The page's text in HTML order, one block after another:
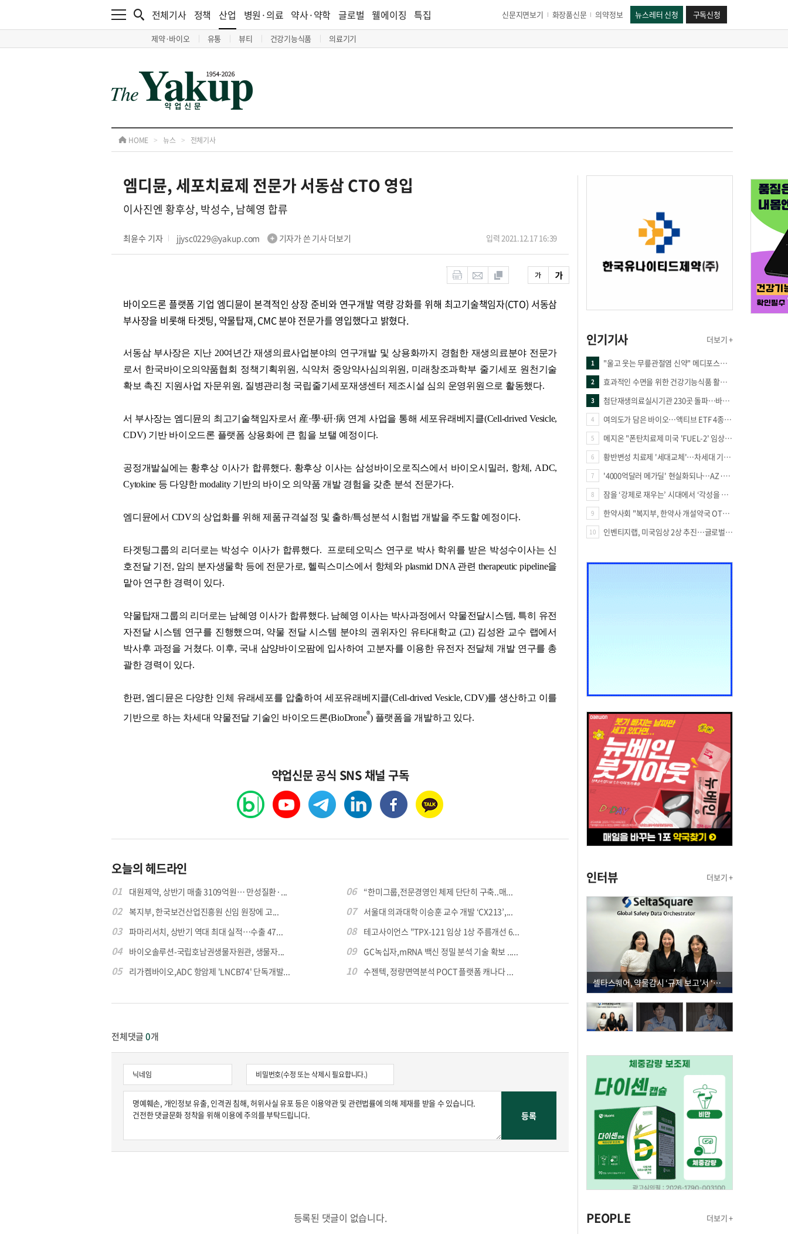
전체기사 정책 산업
제약·바이오 유통 뷰티 건강기능식품 의료기기
병원·의료 약사·약학 글로벌 웰에이징 특집 신문지면보기 화장품신문 의약정보 뉴스레터 신청 구독신청
HOME > 뉴스 > 전체기사
엠디뮨, 세포치료제 전문가 서동삼 CTO 영입
이사진엔 황후상, 박성수, 남혜영 합류
최윤수 기자 jjysc0229@yakup.com 기자가 쓴 기사 더보기 입력 2021.12.17 16:39
바이오드론 플랫폼 기업 엠디뮨이 본격적인 상장 준비와 연구개발 역량 강화를 위해 최고기술책임자(CTO) 서동삼
부사장을 비롯해 타겟팅, 약물탑재, CMC 분야 전문가를 영입했다고 밝혔다.
서동삼 부사장은 지난 20여년간 재생의료사업분야의 연구개발 및 상용화까지 경험한 재생의료분야 전문가
로서 한국바이오의약품협회 정책기획위원, 식약처 중앙약사심의위원, 미래창조과학부 줄기세포 원천기술
확보 촉진 지원사업 자문위원, 질병관리청 국립줄기세포재생센터 제조시설 심의 운영위원으로 활동했다.
서 부사장는 엠디뮨의 최고기술책임자로서 産·學·硏·病 연계 사업을 통해 세포유래베지클(Cell-drived Vesicle,
CDV) 기반 바이오드론 플랫폼 상용화에 큰 힘을 보탤 예정이다.
공정개발실에는 황후상 이사가 합류했다. 황후상 이사는 삼성바이오로직스에서 바이오시밀러, 항체, ADC,
Cytokine 등 다양한 modality 기반의 바이오 의약품 개발 경험을 갖춘 분석 전문가다.
엠디뮨에서 CDV의 상업화를 위해 제품규격설정 및 출하/특성분석 시험법 개발을 주도할 예정이다.
타겟팅그룹의 리더로는 박성수 이사가 합류했다.
프로테오믹스 연구로 박사 학위를 받은 박성수이사는 신
호전달 기전, 암의 분자생물학 등에 전문가로, 헬릭스미스에서 항체와 plasmid DNA 관련 therapeutic pipeline을
맡아 연구한 경력이 있다.
약물탑재그룹의 리더로는 남혜영 이사가 합류했다. 남혜영 이사는 박사과정에서 약물전달시스템, 특히 유전
자전달 시스템 연구를 진행했으며, 약물 전달 시스템 분야의 권위자인 유타대학교 (고) 김성완 교수 랩에서
박사후 과정을 거쳤다. 이후, 국내 삼양바이오팜에 입사하여 고분자를 이용한 유전자 전달체 개발 연구를 총
괄한 경력이 있다.
한편 , 엠디뮨은 다양한 인체 유래세포를 압출하여 세포유래베지클(Cell-drived Vesicle, CDV)를 생산하고 이를
기반으로 하는 차세대 약물전달 기술인 바이오드론(BioDrone®) 플랫폼을 개발하고 있다.
약업신문 공식 SNS 채널 구독
오늘의 헤드라인
01 대원제약, 상반기 매출 3109억원… 만성질환·...
02 복지부, 한국보건산업진흥원 신임 원장에 고...
03 파마리서치, 상반기 역대 최대 실적…수출 47...
04 바이오솔루션-국립호남권생물자원관, 생물자...
05 리가켐바이오,ADC 항암제 'LNCB74' 단독개발...
06 “한미그룹,전문경영인 체제 단단히 구축..매...
07 서울대 의과대학 이승훈 교수 개발 ‘CX213’,...
08 테고사이언스 "TPX-121 임상 1상 주름개선 6...
09 GC녹십자,mRNA 백신 정밀 분석 기술 확보 .....
10 수젠텍, 정량면역분석 POCT 플랫폼 캐나다 ...
전체댓글0개
등록된 댓글이 없습니다.
인기기사 더보기 +
1 "울고 웃는 무릎관절염 신약" 메디포스트·강스템·네이처셀 전진, 코오롱티슈진 반전 과제
2 효과적인 수면을 위한 건강기능식품 활용법
3 첨단재생의료실시기관 230곳 돌파…바이오 새 시장 꿈틀
4 여의도가 담은 바이오…액티브 ETF 4종의 선택은
5 메지온 "폰탄치료제 미국 'FUEL-2' 임상 프로토콜 영국 승인"
6 황반변성 치료제 '세대교체'…차세대 기전 경쟁 본격화
7 '4000억달러 메가딜' 현실화되나…AZ·BMS 합병설에 글로벌 제약업계 촉각
8 잠을 ‘강제로 재우는’ 시대에서 ‘각성을 낮추는’ 시대로
9 한약사회 "복지부, 한약사 개설약국 OTC 공급 방해 더는 방관 말아야"
10 인벤티지랩, 미국임상 2상 추진…글로벌 팁스 통해 정부 지원 60억원 확보
인터뷰 더보기 +
셀타스퀘어, 약물감시 ‘규제 보고’서 ‘데이터 의사결정’으로 "PVX 전환 요구 커진다"
PEOPLE 더보기 +